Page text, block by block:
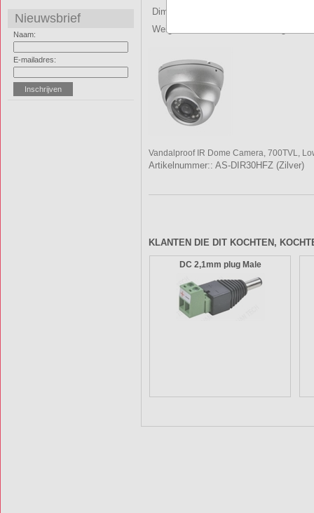
Nieuwsbrief
Naam:
E-mailadres:
Dimension
Weight
Vandalproof IR Dome Camera, 700TVL,
Artikelnummer:: AS-DIR30HFZ (Zilver)
KLANTEN DIE DIT KOCHTEN,
DC 2,1mm plug Male